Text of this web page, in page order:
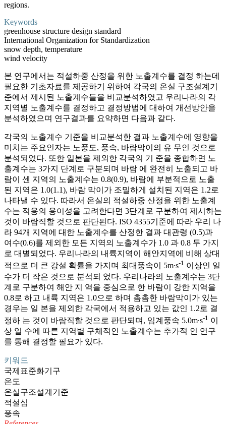
regions.
Keywords
greenhouse structure design standard
International Organization for Standardization
snow depth, temperature
wind velocity
본 연구에서는 적설하중 산정을 위한 노출계수를 결정 하는데
필요한 기초자료를 제공하기 위하여 각국의 온실 구조설계기
준에서 제시된 노출계수들을 비교분석하였고 우리나라의 각
지역별 노출계수를 결정하고 결정방법에 대하여 개선방안을
분석하였으며 연구결과를 요약하면 다음과 같다.
각국의 노출계수 기준을 비교분석한 결과 노출계수에 영향을
미치는 주요인자는 노풍도, 풍속, 바람막이의 유 무인 것으로
분석되었다. 또한 일본을 제외한 각국의 기 준을 종합하면 노
출계수는 3가지 단계로 구분되며 바람 에 완전히 노출되고 바
람이 센 지역의 노출계수는 0.8(0.9), 바람에 부분적으로 노출
된 지역은 1.0(1.1), 바람 막이가 조밀하게 설치된 지역은 1.2로
나타낼 수 있다. 따라서 온실의 적설하중 산정을 위한 노출계
수는 적용의 용이성을 고려한다면 3단계로 구분하여 제시하는
것이 바람직할 것으로 판단된다. ISO 4355기준에 따라 우리 나
라 94개 지역에 대한 노출계수를 산정한 결과 대관령 (0.5)과
여수(0.6)를 제외한 모든 지역의 노출계수가 1.0 과 0.8 두 가지
로 대별되었다. 우리나라의 내륙지역이 해안지역에 비해 상대
적으로 더 큰 강설 확률을 가지며 최대풍속이 5m·s-1 이상인 일
수가 더 작은 것으로 분석되 었다. 우리나라의 노출계수는 3단
계로 구분하여 해안 지 역을 중심으로 한 바람이 강한 지역을
0.8로 하고 내륙 지역은 1.0으로 하며 촘촘한 바람막이가 있는
경우는 일 본을 제외한 각국에서 적용하고 있는 값인 1.2로 결
정하 는 것이 바람직할 것으로 판단되며, 임계풍속 5.0m·s-1 이
상 일 수에 따른 지역별 구체적인 노출계수는 추가적 인 연구
를 통해 결정할 필요가 있다.
키워드
국제표준화기구
온도
온실구조설계기준
적설심
풍속